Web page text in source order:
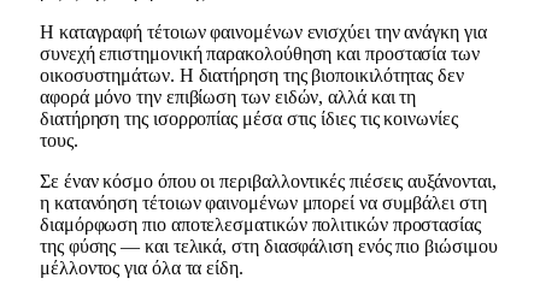
Η καταγραφή τέτοιων φαινομένων ενισχύει την ανάγκη για
συνεχή επιστημονική παρακολούθηση και προστασία των
οικοσυστημάτων. Η διατήρηση της βιοποικιλότητας δεν
αφορά μόνο την επιβίωση των ειδών, αλλά και τη
διατήρηση της ισορροπίας μέσα στις ίδιες τις κοινωνίες
τους.
Σε έναν κόσμο όπου οι περιβαλλοντικές πιέσεις αυξάνονται,
η κατανόηση τέτοιων φαινομένων μπορεί να συμβάλει στη
διαμόρφωση πιο αποτελεσματικών πολιτικών προστασίας
της φύσης — και τελικά, στη διασφάλιση ενός πιο βιώσιμου
μέλλοντος για όλα τα είδη.